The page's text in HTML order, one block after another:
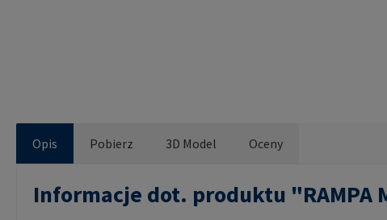
Opis Pobierz 3D Model Oceny
Informacje dot. produktu "RAMPA